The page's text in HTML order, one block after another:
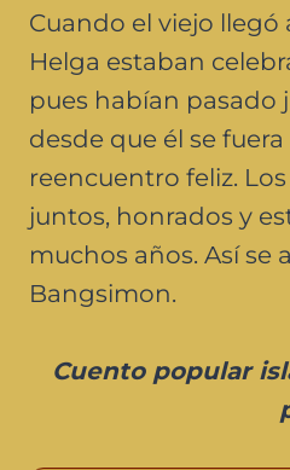
Cuando el viejo llegó
Helga estaban
pues habían pasado
desde que él se
reencuentro feliz.
juntos, honrados y
muchos años. Así se
Bangsimon.
Cuento popular